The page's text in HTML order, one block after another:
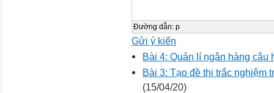
Đường dẫn: p
Gửi ý kiến
Bài 4: Quản lí ngân hàng câu
Bài 3: Tạo đề thi trắc nghiệm
(15/04/20)